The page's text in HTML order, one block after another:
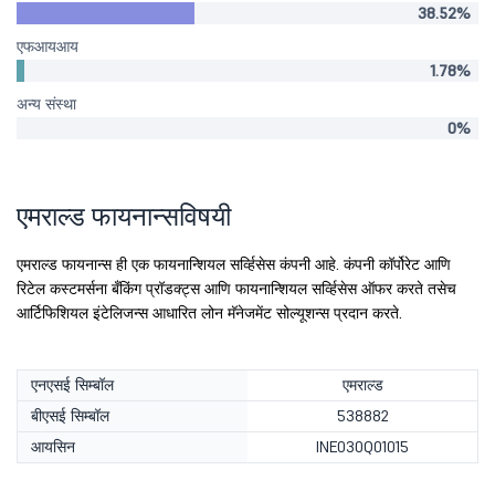
38.52%
एफआयआय
1.78%
अन्य संस्था
0%
एमराल्ड फायनान्सविषयी
एमराल्ड फायनान्स ही एक फायनान्शियल सर्व्हिसेस कंपनी आहे. कंपनी कॉर्पोरेट आणि
रिटेल कस्टमर्सना बँकिंग प्रॉडक्ट्स आणि फायनान्शियल सर्व्हिसेस ऑफर करते तसेच
आर्टिफिशियल इंटेलिजन्स आधारित लोन मॅनेजमेंट सोल्यूशन्स प्रदान करते.
एनएसई सिम्बॉल
एमराल्ड
बीएसई सिम्बॉल
538882
आयसिन
INE030Q01015